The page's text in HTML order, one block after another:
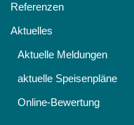
Referenzen
Aktuelles
Aktuelle Meldungen
aktuelle Speisenpläne
Online-Bewertung